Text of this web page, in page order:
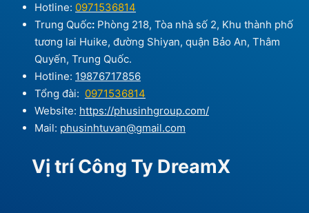
Hotline: 0971536814
Trung Quốc: Phòng 218, Tòa nhà số 2, Khu thành phố
tương lai Huike, đường Shiyan, quận Bảo An, Thâm
Quyến, Trung Quốc.
Hotline: 19876717856
Tổng đài: 0971536814
Website: https://phusinhgroup.com/
Mail: phusinhtuvan@gmail.com
Vị trí Công Ty DreamX